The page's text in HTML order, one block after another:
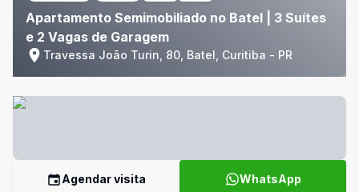
Apartamento Semimobiliado no Batel | 3 Suítes
e 2 Vagas de Garagem
Travessa João Turin, 80, Batel, Curitiba - PR
Agendar visita WhatsApp